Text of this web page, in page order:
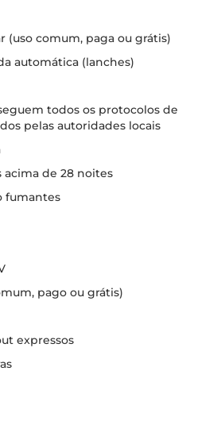
(uso comum, paga ou grátis)
automática (lanches)
todos os protocolos de
pelas autoridades locais
acima de 28 noites
fumantes
pago ou grátis)
expressos